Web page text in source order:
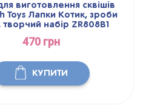
виготовлення сквішів
Toys Лапки Котик, зроби
творчий набір ZR808В1
470 грн
КУПИТИ